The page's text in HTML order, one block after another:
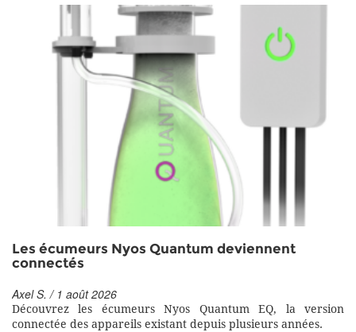
Les écumeurs Nyos Quantum deviennent
connectés
Axel S. / 1 août 2026
Découvrez les écumeurs Nyos Quantum EQ, la version
connectée des appareils existant depuis plusieurs années.